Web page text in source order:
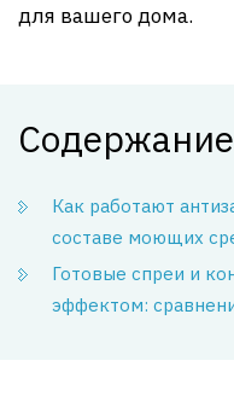
для вашего дома.
Содержание
Как работают
составе моющих
Готовые спреи и
эффектом: